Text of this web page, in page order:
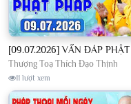
Thượng Toạ Thích Đạo Thịnh
11 lượt xem